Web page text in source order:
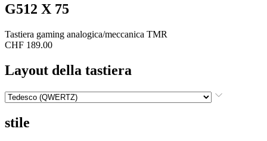
G512 X 75
Tastiera gaming analogica/meccanica TMR
CHF 189.00
Layout della tastiera
stile